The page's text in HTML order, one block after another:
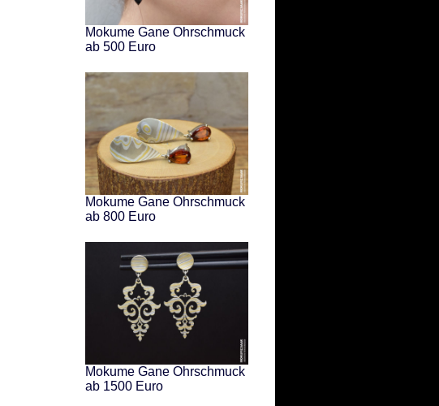
Mokume Gane Ohrschmuck
ab 500 Euro
Mokume Gane Ohrschmuck
ab 800 Euro
Mokume Gane Ohrschmuck
ab 1500 Euro